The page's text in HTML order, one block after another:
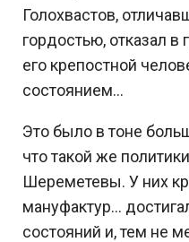
Голохвастов,
гордостью, отказал в
его крепостной
состоянием...
Это было в тоне
что такой же
Шереметевы. У них
мануфактур...
состояний и, тем не